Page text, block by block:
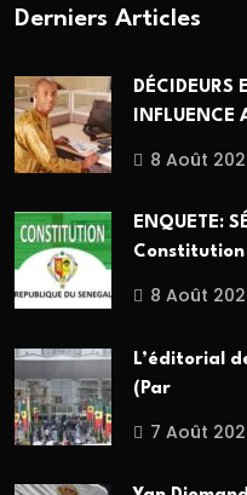
Derniers Articles
DÉCIDEURS
INFLUENCE
8 Août
ENQUETE:
Constitution
8 Août
L’éditorial
(Par
7 Août